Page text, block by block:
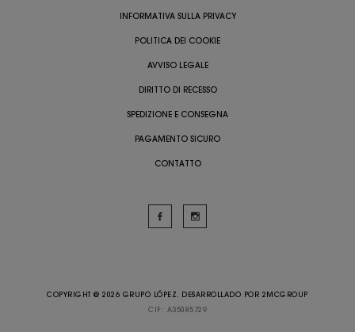
INFORMATIVA SULLA PRIVACY
POLITICA DEI COOKIE
AVVISO LEGALE
DIRITTO DI RECESSO
SPEDIZIONE E CONSEGNA
PAGAMENTO SICURO
CONTATTO
COPYRIGHT @ 2026 GRUPO LÓPEZ. DESARROLLADO POR 2MCGROUP
CIF: A35085729